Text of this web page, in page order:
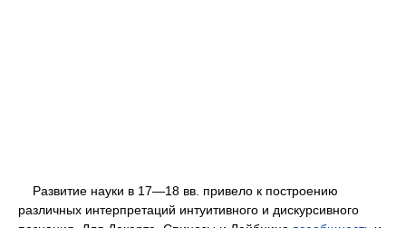
Развитие науки в 17—18 вв. привело к построению
различных интерпретаций интуитивного и дискурсивного